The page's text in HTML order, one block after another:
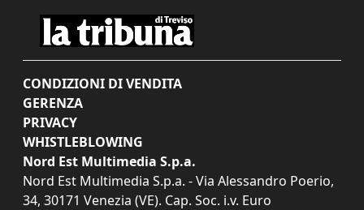
CONDIZIONI DI VENDITA
GERENZA
PRIVACY
WHISTLEBLOWING
Nord Est Multimedia S.p.a.
Nord Est Multimedia S.p.a. - Via Alessandro Poerio,
34, 30171 Venezia (VE). Cap. Soc. i.v. Euro